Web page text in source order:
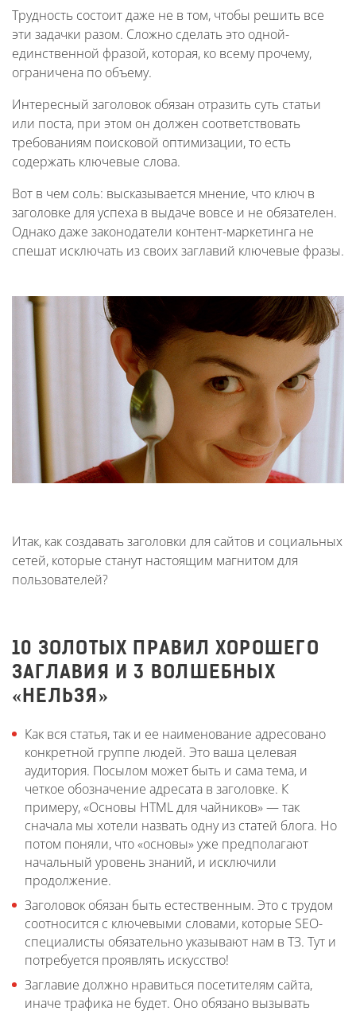
Трудность состоит даже не в том, чтобы решить все
эти задачки разом. Сложно сделать это одной-
единственной фразой, которая, ко всему прочему,
ограничена по объему.
Интересный заголовок обязан отразить суть статьи
или поста, при этом он должен соответствовать
требованиям поисковой оптимизации, то есть
содержать ключевые слова.
Вот в чем соль: высказывается мнение, что ключ в
заголовке для успеха в выдаче вовсе и не обязателен.
Однако даже законодатели контент-маркетинга не
спешат исключать из своих заглавий ключевые фразы.
Итак, как создавать заголовки для сайтов и социальных
сетей, которые станут настоящим магнитом для
пользователей?
10 ЗОЛОТЫХ ПРАВИЛ ХОРОШЕГО
ЗАГЛАВИЯ И 3 ВОЛШЕБНЫХ
«НЕЛЬЗЯ»
Как вся статья, так и ее наименование адресовано
конкретной группе людей. Это ваша целевая
аудитория. Посылом может быть и сама тема, и
четкое обозначение адресата в заголовке. К
примеру, «Основы HTML для чайников» — так
сначала мы хотели назвать одну из статей блога. Но
потом поняли, что «основы» уже предполагают
начальный уровень знаний, и исключили
продолжение.
Заголовок обязан быть естественным. Это с трудом
соотносится с ключевыми словами, которые SEO-
специалисты обязательно указывают нам в ТЗ. Тут и
потребуется проявлять искусство!
Заглавие должно нравиться посетителям сайта,
иначе трафика не будет. Оно обязано вызывать